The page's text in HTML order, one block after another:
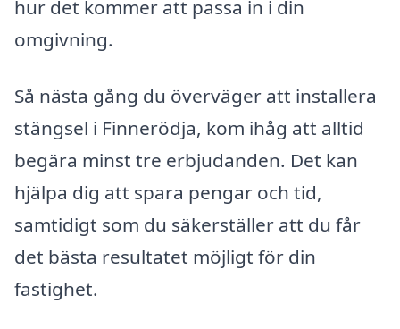
hur det kommer att passa in i din
omgivning.
Så nästa gång du överväger att installera
stängsel i Finnerödja, kom ihåg att alltid
begära minst tre erbjudanden. Det kan
hjälpa dig att spara pengar och tid,
samtidigt som du säkerställer att du får
det bästa resultatet möjligt för din
fastighet.